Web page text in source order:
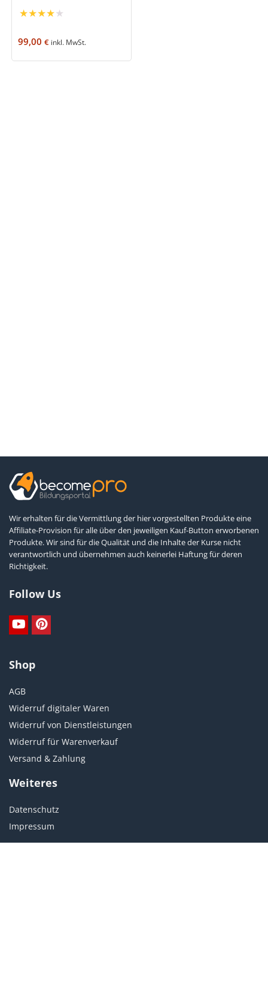
★★★★★
99,00€ inkl. MwSt.
Wir erhalten für die Vermittlung der hier vorgestellten Produkte eine
Affiliate-Provision für alle über den jeweiligen Kauf-Button erworbenen
Produkte. Wir sind für die Qualität und die Inhalte der Kurse nicht
verantwortlich und übernehmen auch keinerlei Haftung für deren
Richtigkeit.
Follow Us
Shop
AGB
Widerruf digitaler Waren
Widerruf von Dienstleistungen
Widerruf für Warenverkauf
Versand & Zahlung
Weiteres
Datenschutz
Impressum